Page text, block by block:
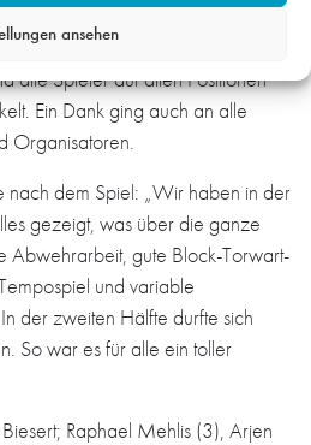
ansehen
mit einem kleinen Geschenk.
eine gut eingespielte
alle Spieler auf allen Positionen
Ein Dank ging auch an alle
Organisatoren.
nach dem Spiel: „Wir haben in der
gezeigt, was über die ganze
Abwehrarbeit, gute Block-Torwart-
und variable
der zweiten Hälfte durfte sich
So war es für alle ein toller
Raphael Mehlis (3), Arjen